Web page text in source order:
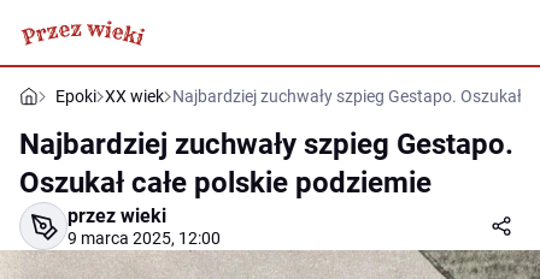
Epoki XX wiek Najbardziej zuchwały szpieg Gestapo. Oszukał
Najbardziej zuchwały szpieg Gestapo.
Oszukał całe polskie podziemie
przez wieki
9 marca 2025, 12:00